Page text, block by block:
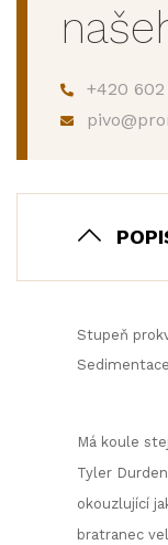
+420
Stupeň
Má koule
Tyler
okouzlující
bratranec